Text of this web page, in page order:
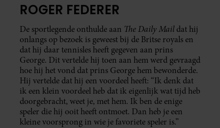
ROGER FEDERER
De sportlegende onthulde aan The Daily Maildat hij
onlangs op bezoek is geweest bij de Britse royals en
dat hij daar tennisles heeft gegeven aan prins
George. Dit vertelde hij toen aan hem werd gevraagd
hoe hij het vond dat prins George hem bewonderde.
Hij vertelde dat hij een voordeel heeft: “Ik denk dat
ik een klein voordeel heb dat ik eigenlijk wat tijd heb
doorgebracht, weet je, met hem. Ik ben de enige
speler die hij ooit heeft ontmoet. Dan heb je een
kleine voorsprong in wie je favoriete speler is.”